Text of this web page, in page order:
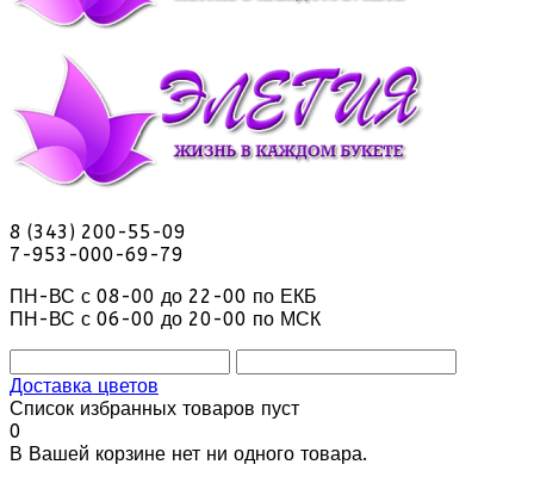
8 (343) 200-55-09
7-953-000-69-79
ПН-ВС с 08-00 до 22-00 по ЕКБ
ПН-ВС с 06-00 до 20-00 по МСК
Доставка цветов
Список избранных товаров пуст
0
В Вашей корзине нет ни одного товара.